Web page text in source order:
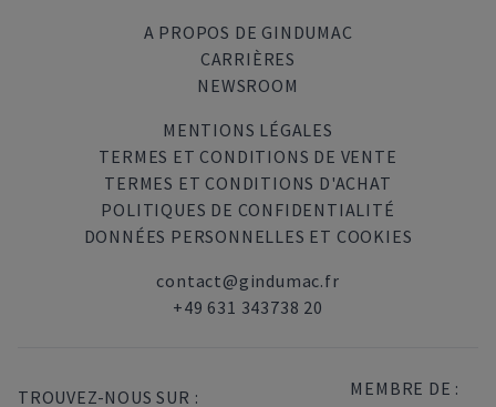
A PROPOS DE GINDUMAC
CARRIÈRES
NEWSROOM
MENTIONS LÉGALES
TERMES ET CONDITIONS DE VENTE
TERMES ET CONDITIONS D'ACHAT
POLITIQUES DE CONFIDENTIALITÉ
DONNÉES PERSONNELLES ET COOKIES
contact@gindumac.fr
+49 631 343738 20
TROUVEZ-NOUS SUR : MEMBRE DE :